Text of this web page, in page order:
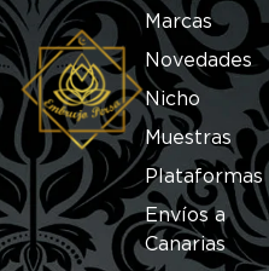
Marcas
Novedades
Nicho
Muestras
Plataformas
Envíos a
Canarias